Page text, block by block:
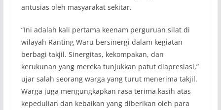
antusias oleh masyarakat sekitar.
“Ini adalah kali pertama keenam perguruan silat di
wilayah Ranting Waru bersinergi dalam kegiatan
berbagi takjil. Sinergitas, kekompakan, dan
kerukunan yang mereka tunjukkan patut diapresiasi,”
ujar salah seorang warga yang turut menerima takjil.
Warga juga mengungkapkan rasa terima kasih atas
kepedulian dan kebaikan yang diberikan oleh para